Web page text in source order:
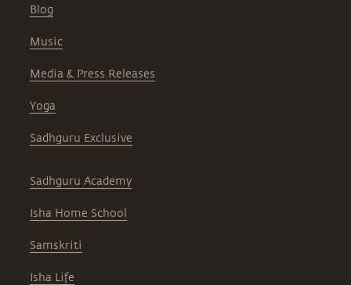
Blog
Music
Media & Press Releases
Yoga
Sadhguru Exclusive
Sadhguru Academy
Isha Home School
Samskriti
Isha Life